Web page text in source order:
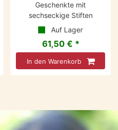
Geschenkte mit
sechseckige Stiften
Auf Lager
61,50 € *
In den Warenkorb